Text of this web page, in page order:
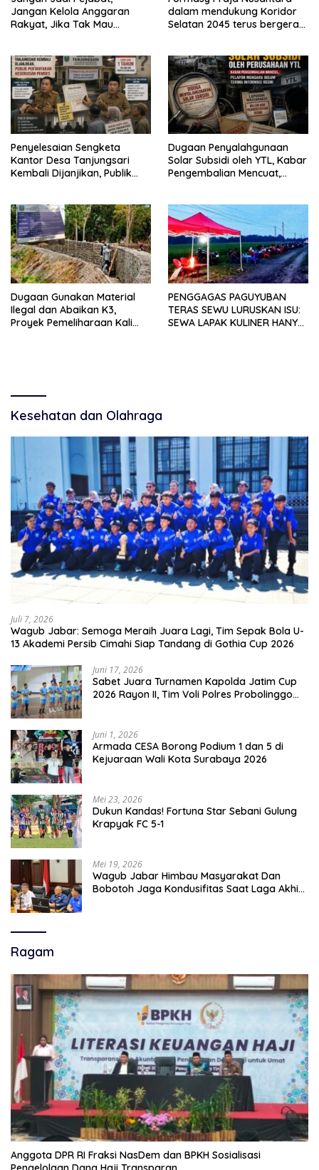
Jangan Kelola Anggaran
Rakyat, Jika Tak Mau
dalam mendukung Koridor
Selatan 2045 terus bergerak
dengan SPEKTANI
Penyelesaian Sengketa
Kantor Desa Tanjungsari
Kembali Dijanjikan, Publik
Dugaan Penyalahgunaan
Solar Subsidi oleh YTL, Kabar
Pengembalian Mencuat,
Dugaan Gunakan Material
Ilegal dan Abaikan K3,
Proyek Pemeliharaan Kali
PENGGAGAS PAGUYUBAN
TERAS SEWU LURUSKAN ISU:
SEWA LAPAK KULINER HANYA
Kesehatan dan Olahraga
Juli 7, 2026
Wagub Jabar: Semoga Meraih Juara Lagi, Tim Sepak Bola U-
13 Akademi Persib Cimahi Siap Tandang di Gothia Cup 2026
Juni 17, 2026
Sabet Juara Turnamen Kapolda Jatim Cup
2026 Rayon II, Tim Voli Polres Probolinggo
Juni 1, 2026
Armada CESA Borong Podium 1 dan 5 di
Kejuaraan Wali Kota Surabaya 2026
Mei 23, 2026
Dukun Kandas! Fortuna Star Sebani Gulung
Krapyak FC 5-1
Mei 19, 2026
Wagub Jabar Himbau Masyarakat Dan
Bobotoh Jaga Kondusifitas Saat Laga Akhir
Ragam
Anggota DPR RI Fraksi NasDem dan BPKH Sosialisasi